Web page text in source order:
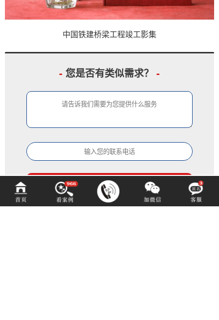
中国铁建桥梁工程竣工影集
- 您是否有类似需求？ -